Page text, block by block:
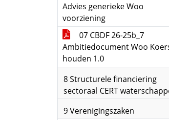
Advies generieke Woo
voorziening
07 CBDF 26-25b_7
Ambitiedocument Woo
houden 1.0
8 Structurele financiering
sectoraal CERT
9 Verenigingszaken